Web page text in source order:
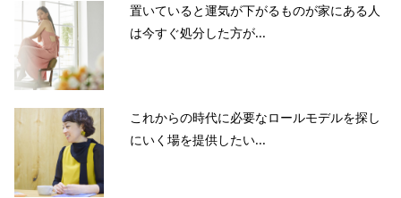
置いていると運気が下がるものが家にある人
は今すぐ処分した方が...
これからの時代に必要なロールモデルを探し
にいく場を提供したい...